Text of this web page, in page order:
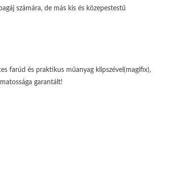
számára, de más kis és közepestestű
farúd és praktikus műanyag klipszével(magifix),
garantált!